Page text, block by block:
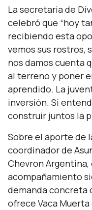
La secretaria de
celebró que “hoy
recibiendo esta
vemos sus rostros,
nos damos cuenta
al terreno y poner
aprendido. La
inversión. Si
construir juntos la
Sobre el aporte de
coordinador de
Chevron Argentina,
acompañamiento
demanda concreta
ofrece Vaca